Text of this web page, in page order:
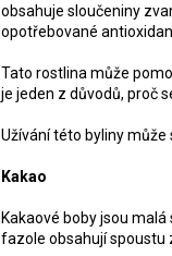
obsahuje sloučeniny
opotřebované
Tato rostlina může
je jeden z důvodů, proč
Užívání této byliny může
Kakao
Kakaové boby jsou
fazole obsahují spoustu